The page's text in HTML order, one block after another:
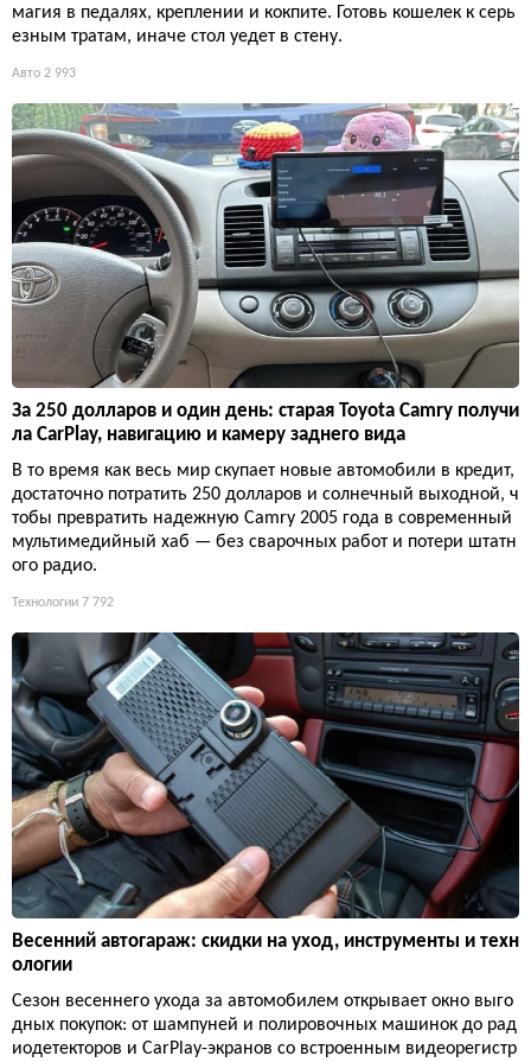
магия в педалях, креплении и кокпите. Готовь кошелек к серь
езным тратам, иначе стол уедет в стену.
Авто 2 993
За 250 долларов и один день: старая Toyota Camry получи
ла CarPlay, навигацию и камеру заднего вида
В то время как весь мир скупает новые автомобили в кредит,
достаточно потратить 250 долларов и солнечный выходной, ч
тобы превратить надежную Camry 2005 года в современный
мультимедийный хаб — без сварочных работ и потери штатн
ого радио.
Технологии 7 792
Весенний автогараж: скидки на уход, инструменты и техн
ологии
Сезон весеннего ухода за автомобилем открывает окно выго
дных покупок: от шампуней и полировочных машинок до рад
иодетекторов и CarPlay-экранов со встроенным видеорегистр